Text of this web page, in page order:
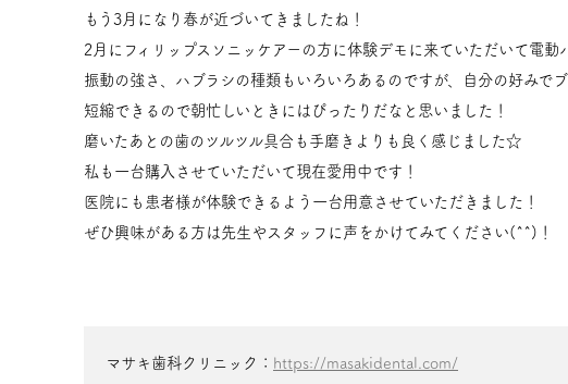
もう3月になり春が近づいてきましたね！
2月にフィリップスソニッケアーの方に体験デモに来ていただいて電
振動の強さ、ハブラシの種類もいろいろあるのですが、自分の好みで
短縮できるので朝忙しいときにはぴったりだなと思いました！
磨いたあとの歯のツルツル具合も手磨きよりも良く感じました☆
私も一台購入させていただいて現在愛用中です！
医院にも患者様が体験できるよう一台用意させていただきました！
ぜひ興味がある方は先生やスタッフに声をかけてみてください(^^)！
マサキ歯科クリニック： https://masakidental.com/